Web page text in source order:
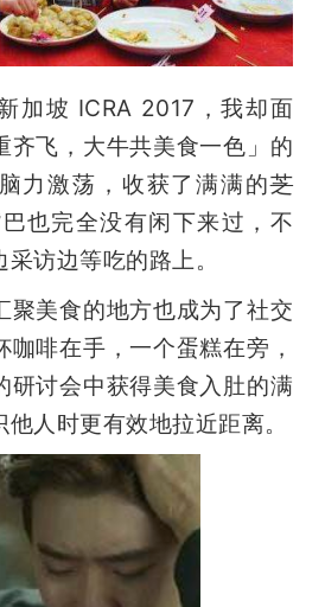
加坡 ICRA 2017，我却面
齐飞，大牛共美食一色」的
力激荡，收获了满满的芝
也完全没有闲下来过，不
访边等吃的路上。
聚美食的地方也成为了社交
咖啡在手，一个蛋糕在旁，
研讨会中获得美食入肚的满
人时更有效地拉近距离。